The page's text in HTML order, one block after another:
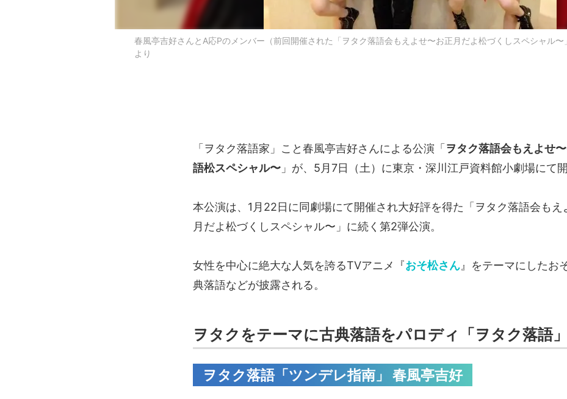
春風亭吉好さんとA応Pのメンバー（前回開催された「ヲタク落語会もえよせ〜お正月だよ松づくしスペシャル
より
「ヲタク落語家」こと春風亭吉好さんによる公演「 ヲタク落語会もえよせ
語松スペシャル〜 」が、5月7日（土）に東京・深川江戸資料館小劇場にて開
本公演は、1月22日に同劇場にて開催され大好評を得た「ヲタク落語会もえ
月だよ松づくしスペシャル〜」に続く第2弾公演。
女性を中心に絶大な人気を誇るTVアニメ『おそ松さん 』をテーマにしたお
典落語などが披露される。
ヲタクをテーマに古典落語をパロディ「ヲタク落語」
ヲタク落語「ツンデレ指南」 春風亭吉好